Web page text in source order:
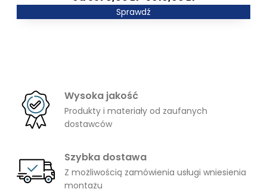
1982,00 złSprawdź
Wysoka jakość
Produkty i materiały od zaufanych
dostawców
Szybka dostawa
Z możliwością zamówienia usługi wniesienia
montażu